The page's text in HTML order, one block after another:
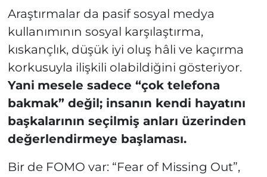
Araştırmalar da pasif sosyal medya
kullanımının sosyal karşılaştırma,
kıskançlık, düşük iyi oluş hâli ve kaçırma
korkusuyla ilişkili olabildiğini gösteriyor.
Yani mesele sadece “çok telefona
bakmak” değil; insanın kendi hayatını
başkalarının seçilmiş anları üzerinden
değerlendirmeye başlaması.
Bir de FOMO var: “Fear of Missing Out”,